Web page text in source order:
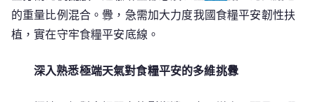
韌
性
到
的重量比例混合。釁，急需加大力度我國食糧平安韌性扶
植，實在守牢食糧平安底線。
深入熟悉極端天氣對食糧平安的多維挑釁